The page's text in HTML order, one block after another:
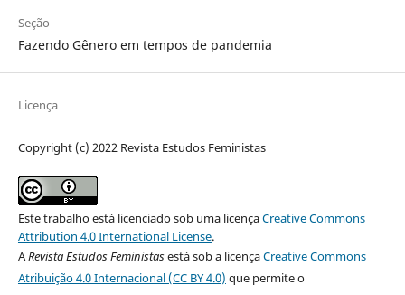
Seção
Fazendo Gênero em tempos de pandemia
Licença
Copyright (c) 2022 Revista Estudos Feministas
Este trabalho está licenciado sob uma licençaCreative Commons
Attribution 4.0 International License.
ARevista Estudos Feministasestá sob a licençaCreative Commons
Atribuição 4.0 Internacional (CC BY 4.0) que permite o